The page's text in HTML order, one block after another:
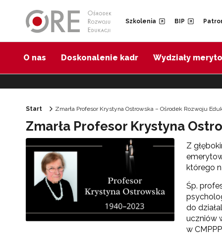
Szkolenia BIP
O nas Doskonalenie kadr Wydziały
Start Zmarła Profesor Krystyna Ostrowska – Ośrodek Rozwoju
Zmarła Profesor Krystyna
Z
którego
Śp.
do
uczniów
w